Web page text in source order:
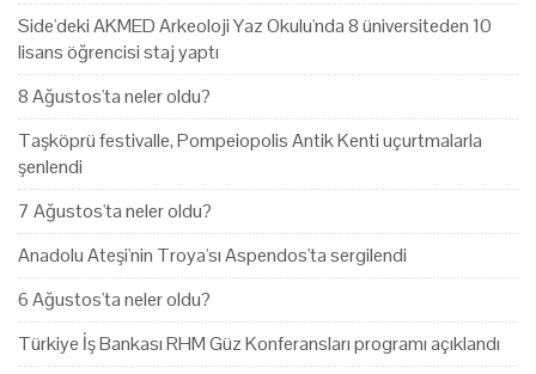
Side'deki AKMED Arkeoloji Yaz Okulu'nda 8 üniversiteden 10
lisans öğrencisi staj yaptı
8 Ağustos'ta neler oldu?
Taşköprü festivalle, Pompeiopolis Antik Kenti uçurtmalarla
şenlendi
7 Ağustos'ta neler oldu?
Anadolu Ateşi'nin Troya'sı Aspendos'ta sergilendi
6 Ağustos'ta neler oldu?
Türkiye İş Bankası RHM Güz Konferansları programı açıklandı